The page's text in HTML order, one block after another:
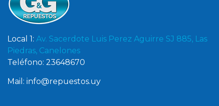
Local 1: Av. Sacerdote Luis Perez Aguirre SJ 885, Las
Piedras, Canelones
Teléfono: 23648670
Mail: info@repuestos.uy